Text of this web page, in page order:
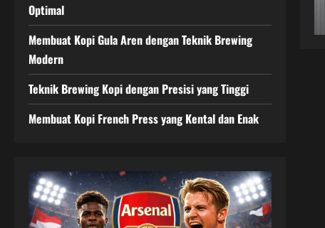
Optimal
Membuat Kopi Gula Aren dengan Teknik Brewing
Modern
Teknik Brewing Kopi dengan Presisi yang Tinggi
Membuat Kopi French Press yang Kental dan Enak